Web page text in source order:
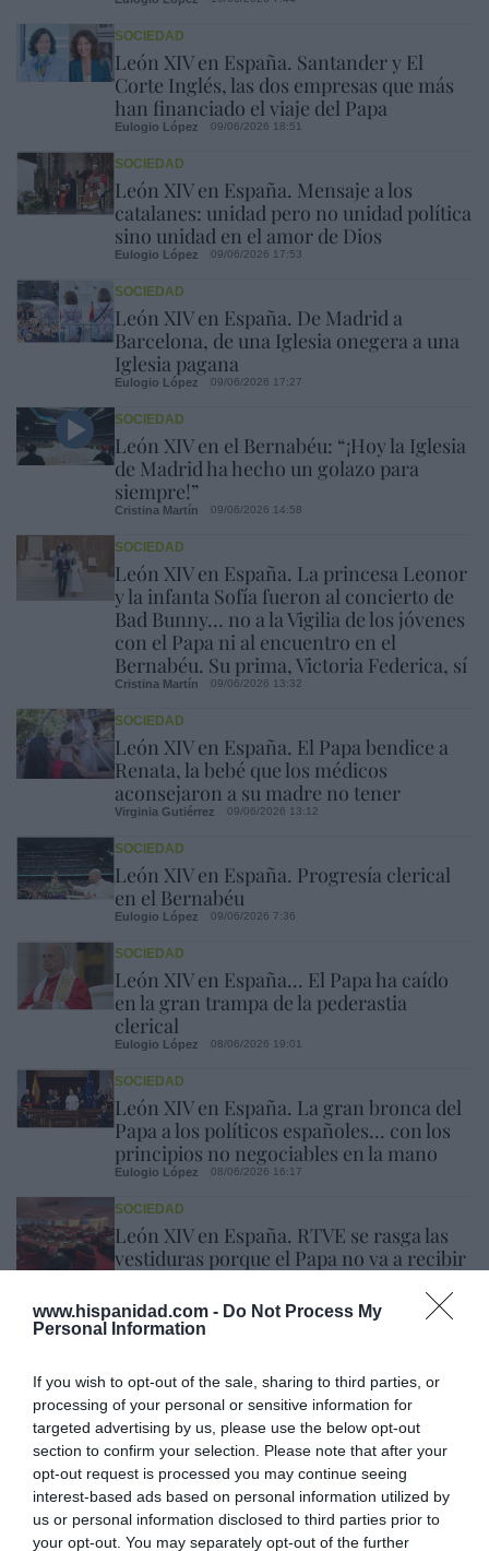
www.hispanidad.com - Do Not Process My
Personal Information
If you wish to opt-out of the sale, sharing to third parties, or
processing of your personal or sensitive information for
targeted advertising by us, please use the below opt-out
section to confirm your selection. Please note that after your
opt-out request is processed you may continue seeing
interest-based ads based on personal information utilized by
us or personal information disclosed to third parties prior to
your opt-out. You may separately opt-out of the further
León XIV en España. Santander y El
Corte Inglés, las dos empresas que más
han financiado el viaje del Papa
SOCIEDAD
Eulogio López 09/06/2026 18:51
León XIV en España. Mensaje a los
catalanes: unidad pero no unidad política
sino unidad en el amor de Dios
SOCIEDAD
Eulogio López 09/06/2026 17:53
León XIV en España. De Madrid a
Barcelona, de una Iglesia onegera a una
Iglesia pagana
SOCIEDAD
Eulogio López 09/06/2026 17:27
León XIV en el Bernabéu: “¡Hoy la Iglesia
de Madrid ha hecho un golazo para
siempre!”
SOCIEDAD
Cristina Martín 09/06/2026 14:58
León XIV en España. La princesa Leonor
y la infanta Sofía fueron al concierto de
Bad Bunny… no a la Vigilia de los jóvenes
con el Papa ni al encuentro en el
Bernabéu. Su prima, Victoria Federica, sí
SOCIEDAD
Cristina Martín 09/06/2026 13:32
León XIV en España. El Papa bendice a
Renata, la bebé que los médicos
aconsejaron a su madre no tener
SOCIEDAD
Virginia Gutiérrez 09/06/2026 13:12
León XIV en España. Progresía clerical
en el Bernabéu
SOCIEDAD
Eulogio López 09/06/2026 7:36
León XIV en España... El Papa ha caído
en la gran trampa de la pederastia
clerical
SOCIEDAD
Eulogio López 08/06/2026 19:01
León XIV en España. La gran bronca del
Papa a los políticos españoles... con los
principios no negociables en la mano
SOCIEDAD
Eulogio López 08/06/2026 16:17
León XIV en España. RTVE se rasga las
vestiduras porque el Papa no va a recibir
de la 'Operación bollycao'
SOCIEDAD
Rocío Orizaola
Opinión
Enormes minucias
por Eulogio López